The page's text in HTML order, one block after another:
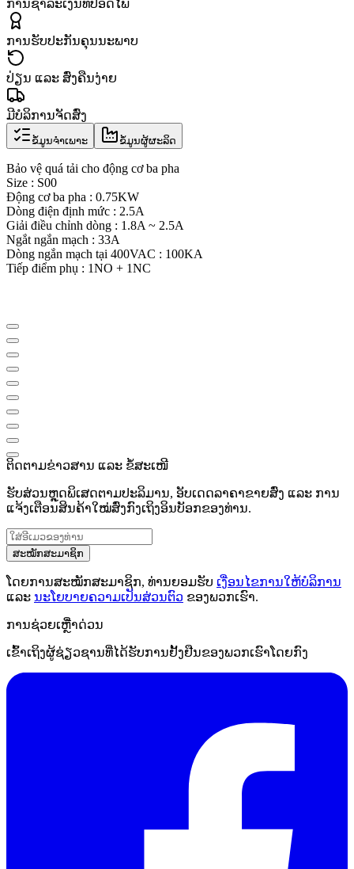
ການຊຳລະເງິນທີ່ປອດໄພ
ການຮັບປະກັນຄຸນນະພາບ
ປ່ຽນ ແລະ ສົ່ງຄືນງ່າຍ
ມີບໍລິການຈັດສົ່ງ
ຂໍ້ມູນຈຳເພາະ ຂໍ້ມູນຜູ້ຜະລິດ
Bảo vệ quá tải cho động cơ ba pha
Size : S00
Động cơ ba pha : 0.75KW
Dòng điện định mức : 2.5A
Giải điều chỉnh dòng : 1.8A ~ 2.5A
Ngắt ngắn mạch : 33A
Dòng ngắn mạch tại 400VAC : 100KA
Tiếp điểm phụ : 1NO + 1NC
ຕິດຕາມຂ່າວສານ ແລະ ຂໍ້ສະເໜີ
ຮັບສ່ວນຫຼຸດພິເສດຕາມປະລິມານ, ອັບເດດລາຄາຂາຍສົ່ງ ແລະ ການ
ແຈ້ງເຕືອນສິນຄ້າໃໝ່ສົ່ງກົງເຖິງອິນບັອກຂອງທ່ານ.
ສະໝັກສະມາຊິກ
ໂດຍການສະໝັກສະມາຊິກ, ທ່ານຍອມຮັບ ເງື່ອນໄຂການໃຫ້ບໍລິການ
ແລະ ນະໂຍບາຍຄວາມເປັນສ່ວນຕົວ ຂອງພວກເຮົາ.
ການຊ່ວຍເຫຼືໍາດ່ວນ
ເຂົ້າເຖິງຜູ້ຊ່ຽວຊານທີ່ໄດ້ຮັບການຢັ້ງຢືນຂອງພວກເຮົາໂດຍກົງ